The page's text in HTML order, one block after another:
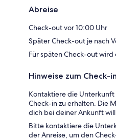
Abreise
Check-out vor 10:00 Uhr
Später Check-out je nach
Für späten Check-out
Hinweise zum Check-in
Kontaktiere die Unterkunft
Check-in zu erhalten. Die
dich bei deiner Ankunft
Bitte kontaktiere die
der Anreise, um den